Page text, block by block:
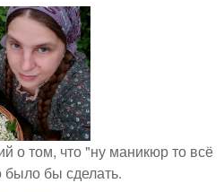
о том, что "ну маникюр то всё
было бы сделать.